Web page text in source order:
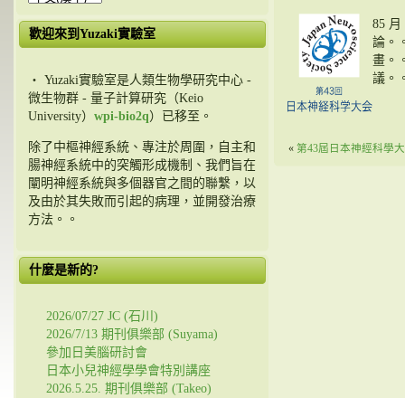
歡迎來到Yuzaki實驗室
・ Yuzaki實驗室是人類生物學研究中心 -
微生物群 - 量子計算研究（Keio
University） wpi-bio2q）已移至。
除了中樞神經系統、專注於周圍，自主和
腸神經系統中的突觸形成機制、我們旨在
闡明神經系統與多個器官之間的聯繫，以
及由於其失敗而引起的病理，並開發治療
方法。。
什麼是新的?
2026/07/27 JC (石川)
2026/7/13 期刊俱樂部 (Suyama)
參加日美腦研討會
日本小兒神經學學會特別講座
2026.5.25. 期刊俱樂部 (Takeo)
85 月
論。
畫。
議。
« 第43屆日本神經科學